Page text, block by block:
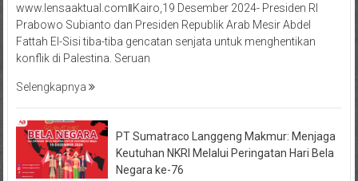
www.lensaaktual.comǁKairo,19 Desember 2024- Presiden RI
Prabowo Subianto dan Presiden Republik Arab Mesir Abdel
Fattah El-Sisi tiba-tiba gencatan senjata untuk menghentikan
konflik di Palestina. Seruan
Selengkapnya
PT Sumatraco Langgeng Makmur: Menjaga
Keutuhan NKRI Melalui Peringatan Hari Bela
Negara ke-76